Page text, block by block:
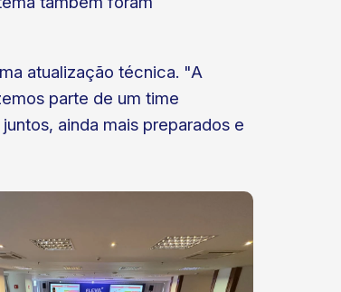
atualização técnica. "A
parte de um time
ainda mais preparados e